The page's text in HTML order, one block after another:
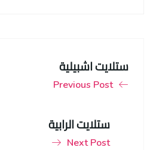
ستلايت اشبيلية
Previous Post
ستلايت الرابية
Next Post